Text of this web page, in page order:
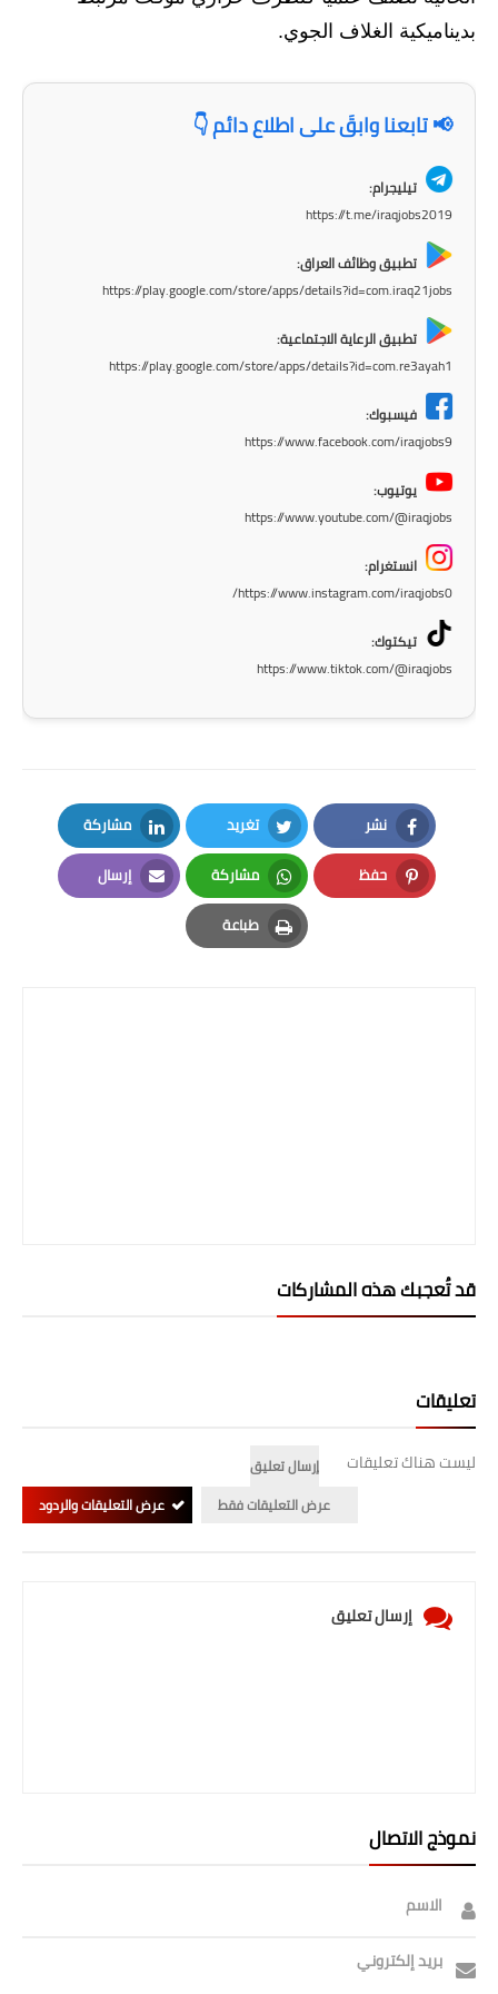
المرحلة المتوسطة
المرحلة الاعدادية
نتائج القبول المركزي
العامة
بديناميكية الغلاف الجوي.
📢 تابعنا وابقَ على اطلاع دائم 👇
تيليجرام:
https://t.me/iraqjobs2019
تطبيق وظائف العراق:
https://play.google.com/store/apps/details?id=com.iraq21jobs
تطبيق الرعاية الاجتماعية:
https://play.google.com/store/apps/details?id=com.re3ayah1
فيسبوك:
https://www.facebook.com/iraqjobs9
يوتيوب:
https://www.youtube.com/@iraqjobs
انستغرام:
https://www.instagram.com/iraqjobs0/
تيكتوك:
https://www.tiktok.com/@iraqjobs
نشر
Facebook
تغريد
Twitter
مشاركة
LinkedIn
حفظ
Pinterest
مشاركة
Whatsapp
إرسال
Email
طباعة
Print
قد تُعجبك هذه المشاركات
تعليقات
ليست هناك تعليقات
إرسال تعليق
عرض التعليقات فقط
عرض التعليقات والردود
إرسال تعليق
نموذج الاتصال
الاسم
بريد إلكتروني